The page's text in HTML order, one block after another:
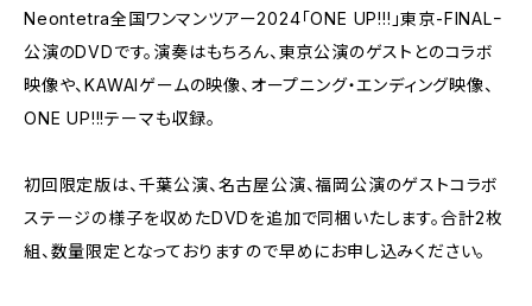
Neontetra全国ワンマンツアー2024「ONE UP!!!」東京-FINALｰ
公演のDVDです。演奏はもちろん、東京公演のゲストとのコラボ
映像や、KAWAIゲームの映像、オープニング・エンディング映像、
ONE UP!!!テーマも収録。
初回限定版は、千葉公演、名古屋公演、福岡公演のゲストコラボ
ステージの様子を収めたDVDを追加で同梱いたします。合計2枚
組、数量限定となっておりますので早めにお申し込みください。